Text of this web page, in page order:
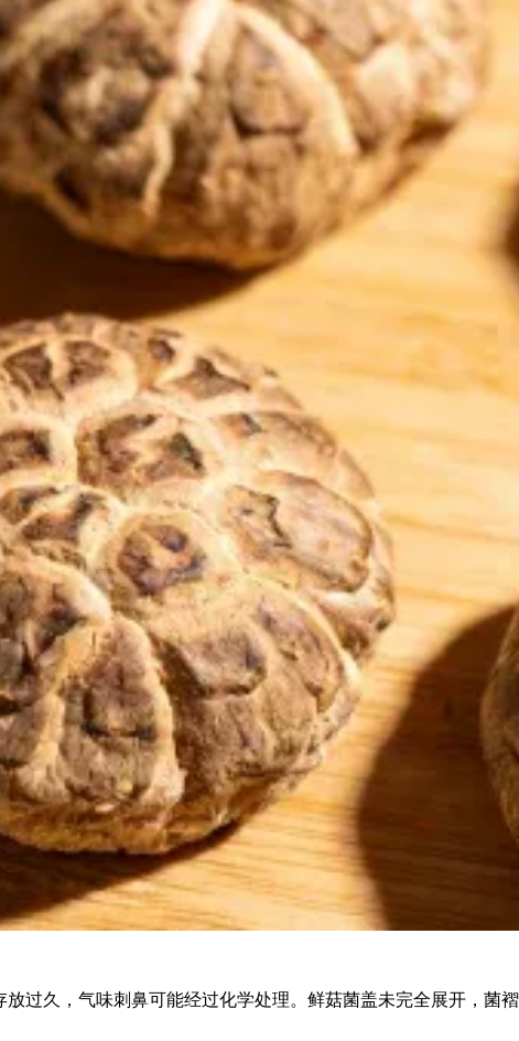
过久，气味刺鼻可能经过化学处理。鲜菇菌盖未完全展开，菌褶